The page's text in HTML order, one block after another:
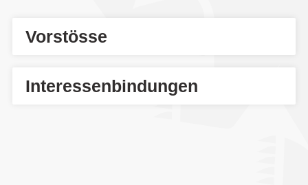
Vorstösse
Interessenbindungen